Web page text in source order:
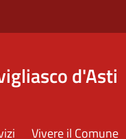
d'Asti
Vivere il Comune